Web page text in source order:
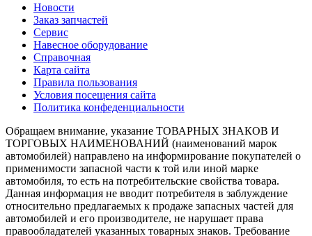
Новости
Заказ запчастей
Сервис
Навесное оборудование
Справочная
Карта сайта
Правила пользования
Условия посещения сайта
Политика конфеденциальности
Обращаем внимание, указание ТОВАРНЫХ ЗНАКОВ И
ТОРГОВЫХ НАИМЕНОВАНИЙ (наименований марок
автомобилей) направлено на информирование покупателей о
применимости запасной части к той или иной марке
автомобиля, то есть на потребительские свойства товара.
Данная информация не вводит потребителя в заблуждение
относительно предлагаемых к продаже запасных частей для
автомобилей и его производителе, не нарушает права
правообладателей указанных товарных знаков. Требование